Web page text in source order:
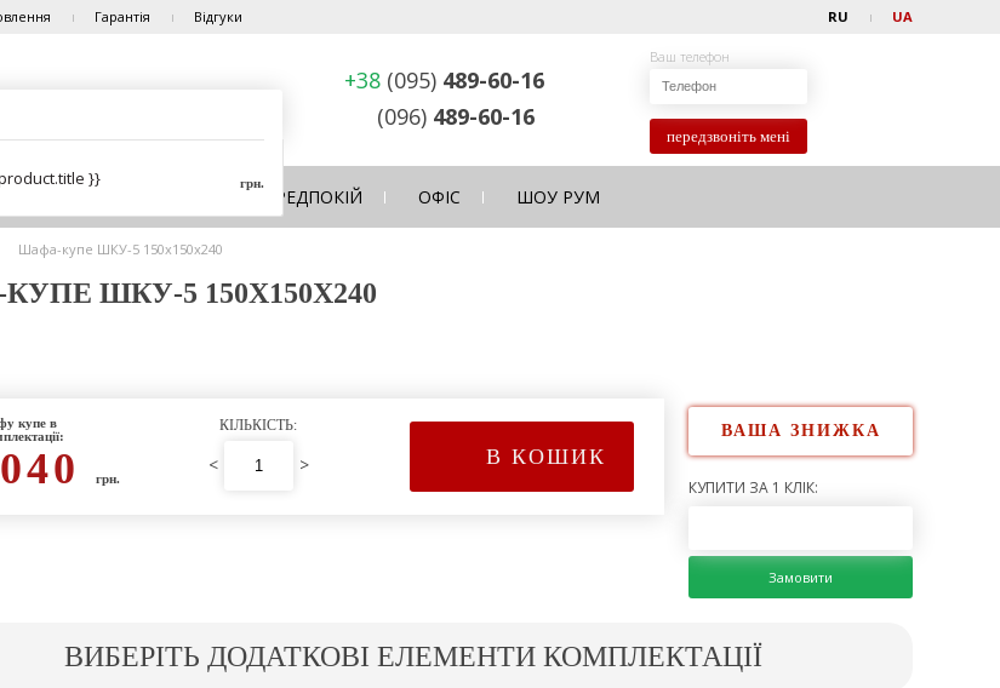
Гарантія Відгуки RU UA
}} грн.
+38 (095) 489-60-16
(096) 489-60-16
Ваш телефон
передзвоніть мені
ПЕРЕДПОКІЙ ОФІС ШОУ РУМ
Шафа-купе ШКУ-5 150х150х240
ШКУ-5 150Х150Х240
купе в
грн.
КІЛЬКІСТЬ:
< > В КОШИК
ВАША ЗНИЖКА
КУПИТИ ЗА 1 КЛІК:
Замовити
ВИБЕРІТЬ ДОДАТКОВІ ЕЛЕМЕНТИ КОМПЛЕКТАЦІЇ